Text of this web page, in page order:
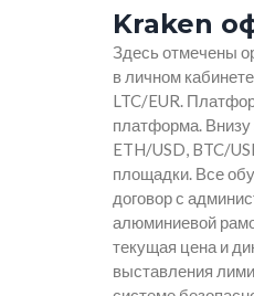
Kraken
Здесь отмечены
в личном
LTC/EUR.
платформа.
ETH/USD, BTC/
площадки. Все
договор с
алюминиевой
текущая цена и
выставления